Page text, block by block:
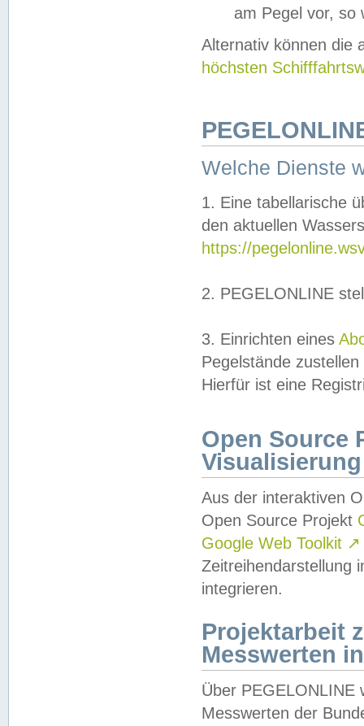
am Pegel vor,
Alternativ können die
höchsten
Welche Dienste
1. Eine tabellarische
den aktuellen
https://
2. PEGELONLINE
3. Einrichten eines
Pegelstände
Hierfür ist eine
Open Source
Visualisierung
Aus der interaktiven
Open Source Projekt
Google Web Toolkit ↗
Zeitreihendarstellung
integrieren.
Projektarbeit
Messwerten
Über PEGELONLINE
Messwerten der